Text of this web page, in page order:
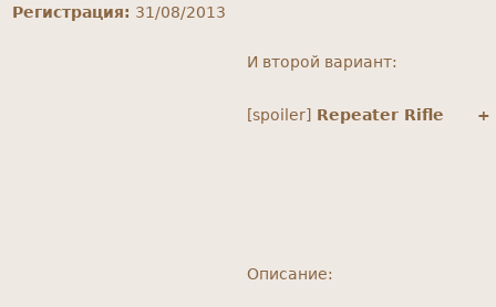
Регистрация: 31/08/2013
И второй вариант:
[spoiler] Repeater Rifle +
Описание: